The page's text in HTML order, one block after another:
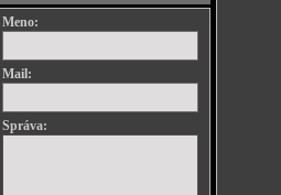
Meno:
Mail:
Správa: